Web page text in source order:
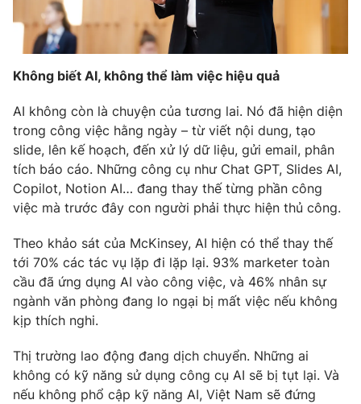
Khán giả
Giải sao mai
Sao
Du lịch
Làm đẹp
Chất lượng cuộc sống
Giáo dục
Tuyển sinh
Học trực tuyến
Công nghệ
Hitech Công nghệ tương lai
Sản phẩm
Thị trường
Tư vấn
Giao lưu trực tuyến
Lịch phát sóng
Emagazine Podcast
Photo Infographic
Shorts video
VTV Money VTV Thể thao
Không biết AI, không thể làm việc hiệu quả
AI không còn là chuyện của tương lai. Nó đã hiện diện
trong công việc hằng ngày – từ viết nội dung, tạo
slide, lên kế hoạch, đến xử lý dữ liệu, gửi email, phân
tích báo cáo. Những công cụ như Chat GPT, Slides AI,
Copilot, Notion AI… đang thay thế từng phần công
việc mà trước đây con người phải thực hiện thủ công.
Theo khảo sát của McKinsey, AI hiện có thể thay thế
tới 70% các tác vụ lặp đi lặp lại. 93% marketer toàn
cầu đã ứng dụng AI vào công việc, và 46% nhân sự
ngành văn phòng đang lo ngại bị mất việc nếu không
kịp thích nghi.
Thị trường lao động đang dịch chuyển. Những ai
không có kỹ năng sử dụng công cụ AI sẽ bị tụt lại. Và
nếu không phổ cập kỹ năng AI, Việt Nam sẽ đứng